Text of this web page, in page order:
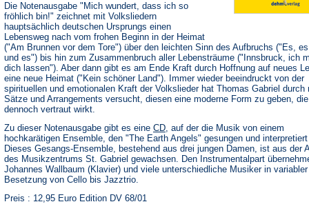
Die Notenausgabe "Mich wundert, dass ich so
fröhlich bin!" zeichnet mit Volksliedern
hauptsächlich deutschen Ursprungs einen
Lebensweg nach vom frohen Beginn in der Heimat
("Am Brunnen vor dem Tore") über den leichten Sinn des Aufbruchs ("Es,
und es") bis hin zum Zusammenbruch aller Lebensträume ("Innsbruck, ich
dich lassen"). Aber dann gibt es am Ende Kraft durch Hoffnung auf neues
eine neue Heimat ("Kein schöner Land"). Immer wieder beeindruckt von der
spirituellen und emotionalen Kraft der Volkslieder hat Thomas Gabriel durch
Sätze und Arrangements versucht, diesen eine moderne Form zu geben, die
dennoch vertraut wirkt.
Zu dieser Notenausgabe gibt es eine CD, auf der die Musik von einem
hochkarätigen Ensemble, den "The Earth Angels" gesungen und
Dieses Gesangs-Ensemble, bestehend aus drei jungen Damen, ist aus der
des Musikzentrums St. Gabriel gewachsen. Den Instrumentalpart
Johannes Wallbaum (Klavier) und viele unterschiedliche Musiker in variabler
Besetzung von Cello bis Jazztrio.
Preis : 12,95 Euro Edition DV 68/01